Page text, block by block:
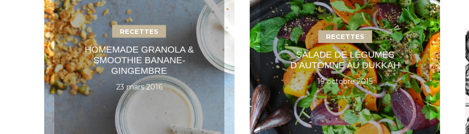
RECETTES
HOMEMADE GRANOLA &
SMOOTHIE BANANE-
GINGEMBRE
23 mars 2016
RECETTES
SALADE DE LÉGUMES
D’AUTOMNE AU DUKKAH
19 octobre 2015